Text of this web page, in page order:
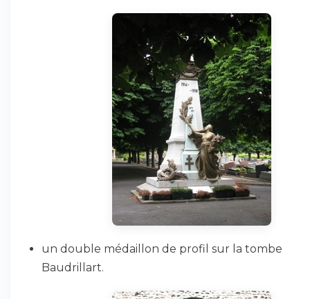
un double médaillon de profil sur la tombe
Baudrillart.